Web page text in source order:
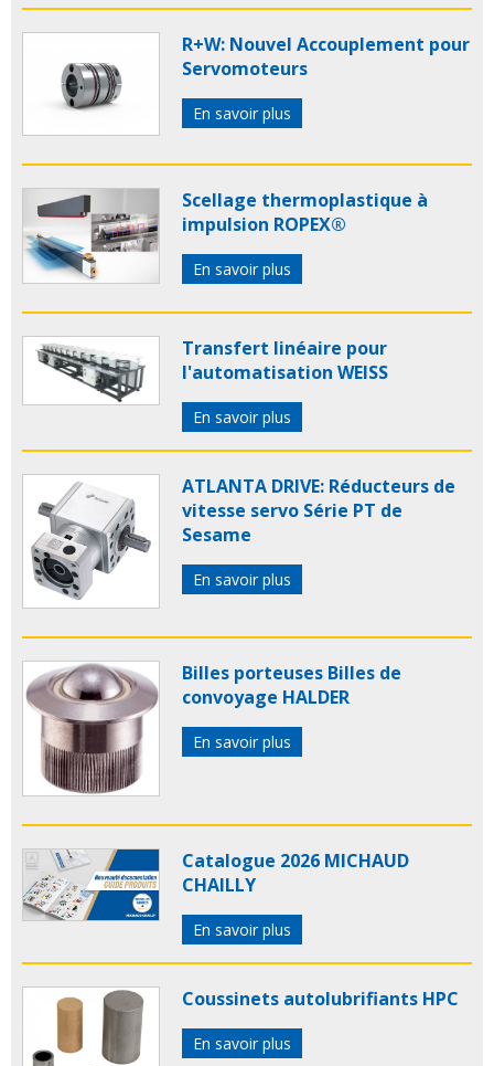
R+W: Nouvel Accouplement pour
Servomoteurs
En savoir plus
Scellage thermoplastique à
impulsion ROPEX®
En savoir plus
Transfert linéaire pour
l'automatisation WEISS
En savoir plus
ATLANTA DRIVE: Réducteurs de
vitesse servo Série PT de
Sesame
En savoir plus
Billes porteuses Billes de
convoyage HALDER
En savoir plus
Catalogue 2026 MICHAUD
CHAILLY
En savoir plus
Coussinets autolubrifiants HPC
En savoir plus